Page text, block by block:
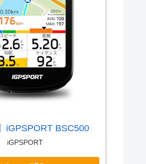
iGPSPORT BSC500
iGPSPORT